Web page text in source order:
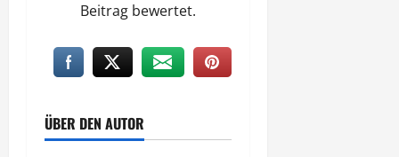
Beitrag bewertet.
ÜBER DEN AUTOR